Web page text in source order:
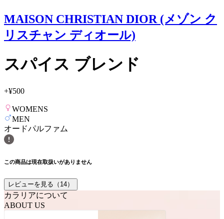
MAISON CHRISTIAN DIOR (メゾン ク
リスチャン ディオール)
スパイス ブレンド
+¥500
WOMENS
MEN
オードパルファム
この商品は現在取扱いがありません
レビューを見る（ 14）
カラリアについて
ABOUT US